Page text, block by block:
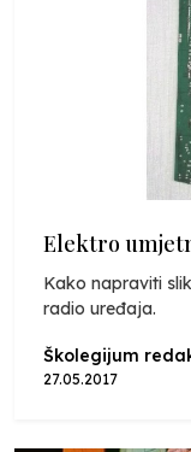
Elektro
Kako napraviti
radio uređaja.
Školegijum
27.05.2017